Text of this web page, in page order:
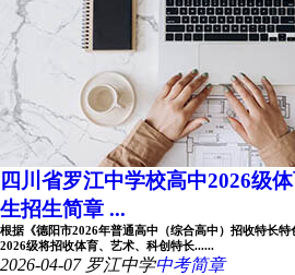
四川省罗江中学校高中2026级
生招生简章 ...
根据《德阳市2026年普通高中（综合高中）招收特长
2026级将招收体育、艺术、科创特长......
2026-04-07 罗江中学中考简章